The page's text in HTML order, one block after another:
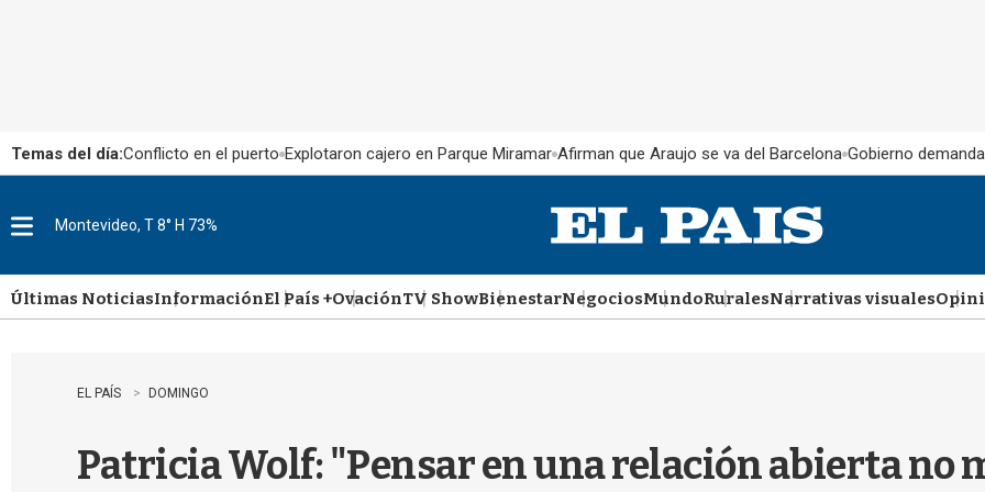
Temas del día:Conflicto en el puerto Explotaron cajero en Parque Miramar Afirman que Araujo se va del Barcelona Gobierno
u
Montevideo, T 8° H 73%
Últimas NoticiasInformaciónEl País +OvaciónTV ShowBienestarNegociosMundoRuralesNarrativas visuales
EL PAÍS DOMINGO
Patricia Wolf: "Pensar en una relación abierta no